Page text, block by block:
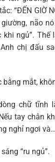
“ĐẾN GIỜ
não
khi ngủ”. Thế
chị đấu
mắt,
chữ tĩnh
tay chân
nghỉ ngơi
“ru ngủ”.